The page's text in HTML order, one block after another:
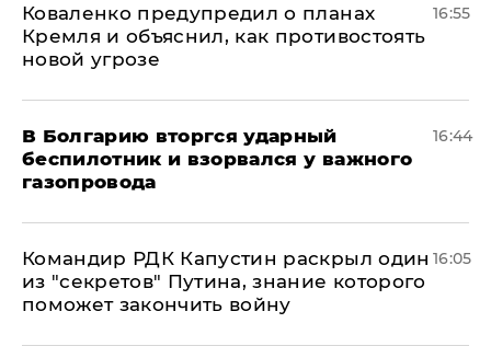
Коваленко предупредил о планах
Кремля и объяснил, как противостоять
новой угрозе
16:55
В Болгарию вторгся ударный
беспилотник и взорвался у важного
газопровода
16:44
Командир РДК Капустин раскрыл один
из "секретов" Путина, знание которого
поможет закончить войну
16:05